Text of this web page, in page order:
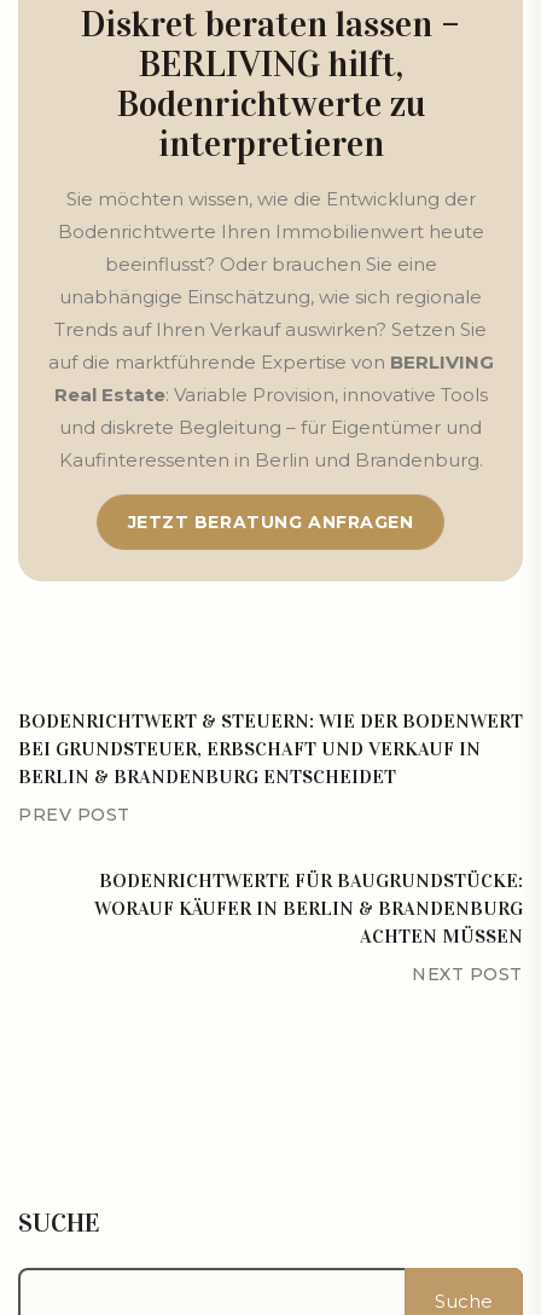
Diskret beraten lassen –
BERLIVING hilft,
Bodenrichtwerte zu
interpretieren
Sie möchten wissen, wie die Entwicklung der
Bodenrichtwerte Ihren Immobilienwert heute
beeinflusst? Oder brauchen Sie eine
unabhängige Einschätzung, wie sich regionale
Trends auf Ihren Verkauf auswirken? Setzen Sie
auf die marktführende Expertise von BERLIVING
Real Estate: Variable Provision, innovative Tools
und diskrete Begleitung – für Eigentümer und
Kaufinteressenten in Berlin und Brandenburg.
JETZT BERATUNG ANFRAGEN
BODENRICHTWERT & STEUERN: WIE DER BODENWERT
BEI GRUNDSTEUER, ERBSCHAFT UND VERKAUF IN
BERLIN & BRANDENBURG ENTSCHEIDET
PREV POST
BODENRICHTWERTE FÜR BAUGRUNDSTÜCKE:
WORAUF KÄUFER IN BERLIN & BRANDENBURG
ACHTEN MÜSSEN
NEXT POST
SUCHE
Suche